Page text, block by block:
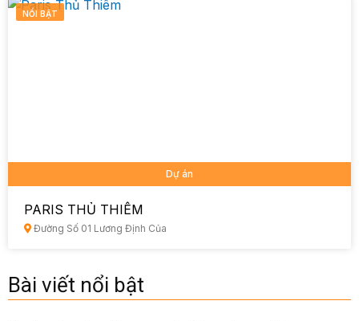
NỔI BẬT
Dự án
PARIS THỦ THIÊM
Đường Số 01 Lương Định Của
Bài viết nổi bật